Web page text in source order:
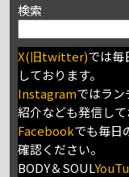
検索
X(旧twitter)では毎
しております。
Instagramではラ
紹介なども発信して
Facebookでも毎日
確認ください。
BODY＆SOUL